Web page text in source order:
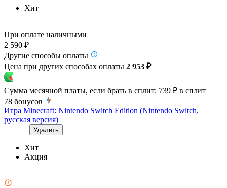
Хит
При оплате наличными
2 590 ₽
Другие способы оплаты
Цена при других способах оплаты 2 953 ₽
Сумма месячной платы, если брать в сплит: 739 ₽ в сплит
78 бонусов
Игра Minecraft: Nintendo Switch Edition (Nintendo Switch,
русская версия)
Удалить
Хит
Акция